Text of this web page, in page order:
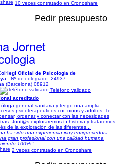
10 veces contratado en Cronoshare
Pedir presupuesto
Jornet
Oficial de Psicologia de
- Nº de colegiado: 24937
(Barcelona) 08912
Teléfono validado
acreditado
general sanitaria y tengo una amplia
psicoterapéuticos con niños y adultos. Te
ordenar y conectar con las necesidades
Junt@s exploraremos tu historia y trataremos
de la exploración de las diferentes...
ha sido una experiencia muy enriquecedora
gran profesional con una calidad humana
100%."
2 veces contratado en Cronoshare